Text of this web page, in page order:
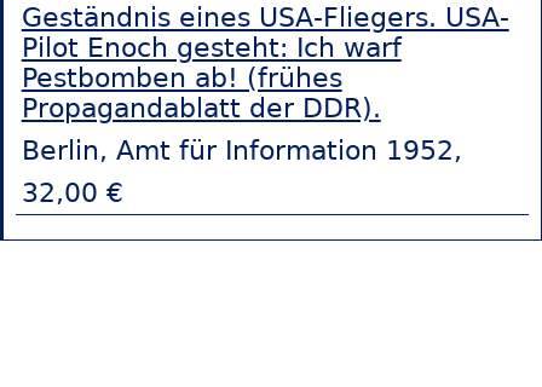
Geständnis eines USA-Fliegers. USA-
Pilot Enoch gesteht: Ich warf
Pestbomben ab! (frühes
Propagandablatt der DDR).
Berlin, Amt für Information 1952,
32,00 €